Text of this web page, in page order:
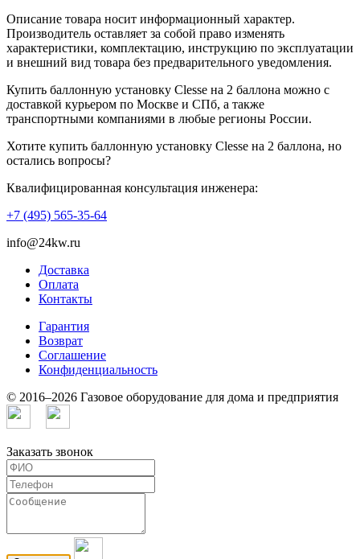
Описание товара носит информационный характер.
Производитель оставляет за собой право изменять
характеристики, комплектацию, инструкцию по эксплуатации
и внешний вид товара без предварительного уведомления.
Купить баллонную установку Clesse на 2 баллона можно с
доставкой курьером по Москве и СПб, а также
транспортными компаниями в любые регионы России.
Хотите купить баллонную установку Clesse на 2 баллона, но
остались вопросы?
Квалифицированная консультация инженера:
+7 (495) 565-35-64
info@24kw.ru
Доставка
Оплата
Контакты
Гарантия
Возврат
Cоглашение
Конфиденциальность
© 2016–2026 Газовое оборудование для дома и предприятия
Заказать звонок